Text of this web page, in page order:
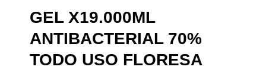
GEL X19.000ML
ANTIBACTERIAL 70%
TODO USO FLORESA